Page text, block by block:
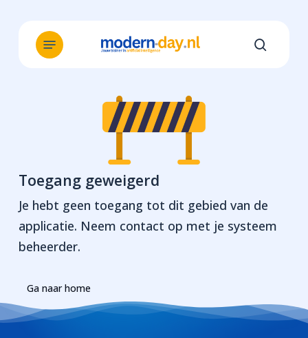
search
Menu
Toegang geweigerd
Je hebt geen toegang tot dit gebied van de
applicatie. Neem contact op met je systeem
beheerder.
Ga naar home